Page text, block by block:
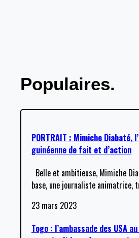
Populaires.
PORTRAIT : Mimiche Diabaté,
guinéenne de fait et d’action
Belle et ambitieuse, Mimiche
base, une journaliste animatrice,
23 mars 2023
Togo : l’ambassade des USA